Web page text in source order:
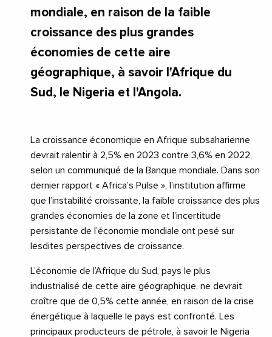
mondiale, en raison de la faible
croissance des plus grandes
économies de cette aire
géographique, à savoir l'Afrique du
Sud, le Nigeria et l'Angola.
La croissance économique en Afrique subsaharienne
devrait ralentir à 2,5% en 2023 contre 3,6% en 2022,
selon un communiqué de la Banque mondiale. Dans son
dernier rapport « Africa’s Pulse », l’institution affirme
que l’instabilité croissante, la faible croissance des plus
grandes économies de la zone et l’incertitude
persistante de l’économie mondiale ont pesé sur
lesdites perspectives de croissance.
L’économie de l’Afrique du Sud, pays le plus
industrialisé de cette aire géographique, ne devrait
croître que de 0,5% cette année, en raison de la crise
énergétique à laquelle le pays est confronté. Les
principaux producteurs de pétrole, à savoir le Nigeria